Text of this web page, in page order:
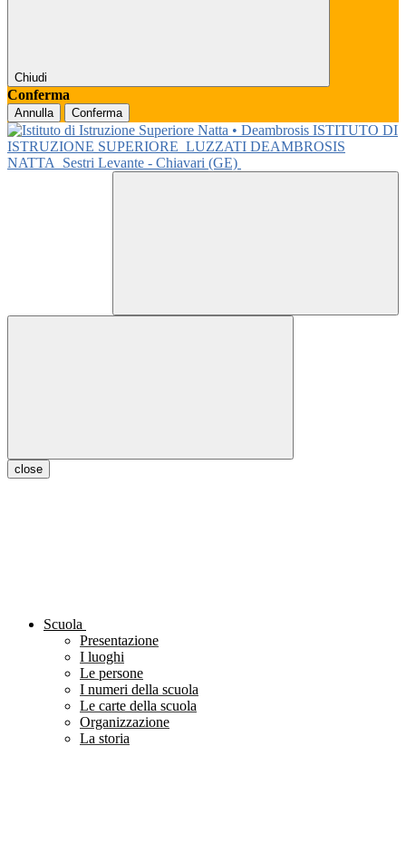
Chiudi
Conferma
Annulla Conferma
ISTITUTO DI
ISTRUZIONE SUPERIORE LUZZATI DEAMBROSIS
NATTA
Sestri Levante - Chiavari (GE)
close
Scuola
Presentazione
I luoghi
Le persone
I numeri della scuola
Le carte della scuola
Organizzazione
La storia